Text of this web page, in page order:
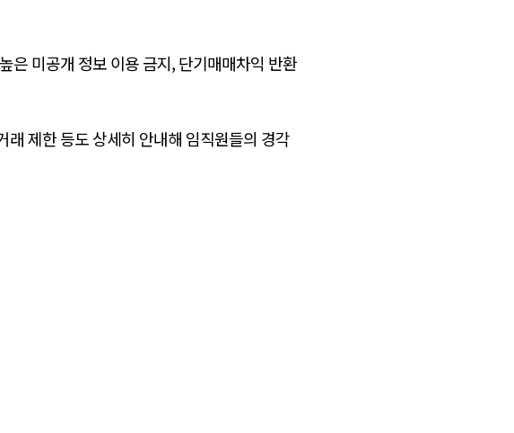
은 미공개 정보 이용 금지, 단기매매차익 반환
제한 등도 상세히 안내해 임직원들의 경각